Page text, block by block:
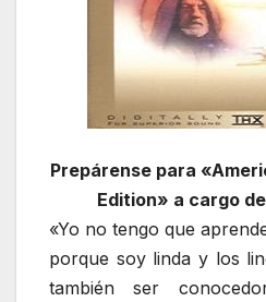
Prepárense para
Edition» a cargo
«Yo no tengo que
porque soy linda y los
también ser